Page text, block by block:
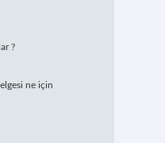
?
ne için